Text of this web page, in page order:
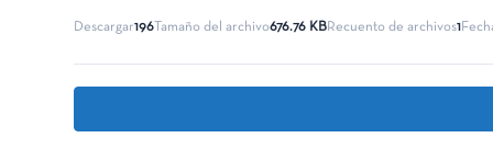
Descargar196 Tamaño del archivo676.76 KBRecuento de archivos1